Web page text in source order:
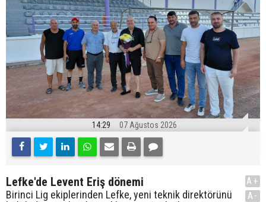
14:29 07 Ağustos 2026
Lefke'de Levent Eriş dönemi
Birinci Lig ekiplerinden Lefke, yeni teknik direktörünü
A+
A-